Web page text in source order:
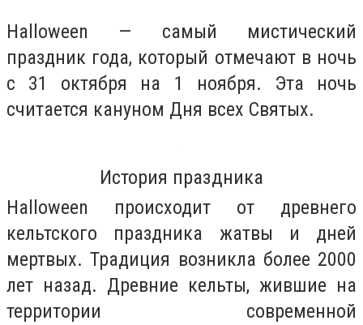
Halloween — самый мистический
праздник года, который отмечают в ночь
с 31 октября на 1 ноября. Эта ночь
считается кануном Дня всех Святых.
История праздника
Halloween происходит от древнего
кельтского праздника жатвы и дней
мертвых. Традиция возникла более 2000
лет назад. Древние кельты, жившие на
территории современной